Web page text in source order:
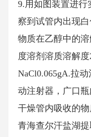
9.用如图装置进
察到试管内出现
物质在乙醇中的
度溶剂溶质溶解
NaCl0.065gA.拉
动注射器，广口
干燥管内吸收的
青海查尔汗盐湖提